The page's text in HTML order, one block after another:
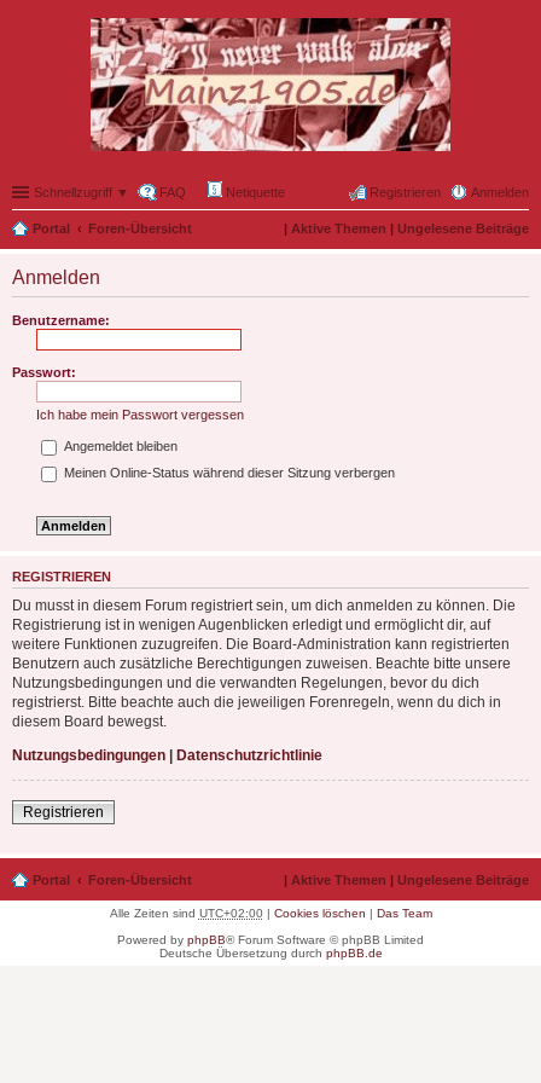
Schnellzugriff ▼ FAQ Netiquette Anmelden
Registrieren
Portal Foren-Übersicht | Aktive Themen | Ungelesene Beiträge
Anmelden
Benutzername:
Passwort:
Ich habe mein Passwort vergessen
Angemeldet bleiben
Meinen Online-Status während dieser Sitzung verbergen
REGISTRIEREN
Du musst in diesem Forum registriert sein, um dich anmelden zu können. Die
Registrierung ist in wenigen Augenblicken erledigt und ermöglicht dir, auf
weitere Funktionen zuzugreifen. Die Board-Administration kann registrierten
Benutzern auch zusätzliche Berechtigungen zuweisen. Beachte bitte unsere
Nutzungsbedingungen und die verwandten Regelungen, bevor du dich
registrierst. Bitte beachte auch die jeweiligen Forenregeln, wenn du dich in
diesem Board bewegst.
Nutzungsbedingungen | Datenschutzrichtlinie
Registrieren
Portal Foren-Übersicht | Aktive Themen | Ungelesene Beiträge
Alle Zeiten sind UTC+02:00| Cookies löschen | Das Team
Powered by phpBB® Forum Software © phpBB Limited
Deutsche Übersetzung durch phpBB.de